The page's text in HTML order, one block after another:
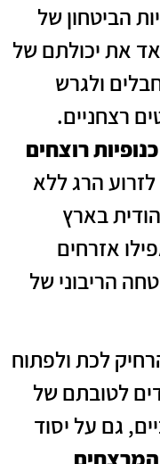
הביטחון של
את יכולתם של
ולגרש
רצחניים.
רוצחים
הרג ללא
בארץ
אזרחים
הריבוני של
לכת ולפתוח
לטובתם של
גם על יסוד